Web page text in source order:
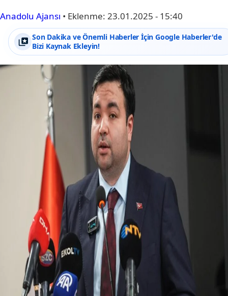
Anadolu Ajansı • Eklenme: 23.01.2025 - 15:40
Son Dakika ve Önemli Haberler İçin Google Haberler'de
Bizi Kaynak Ekleyin!